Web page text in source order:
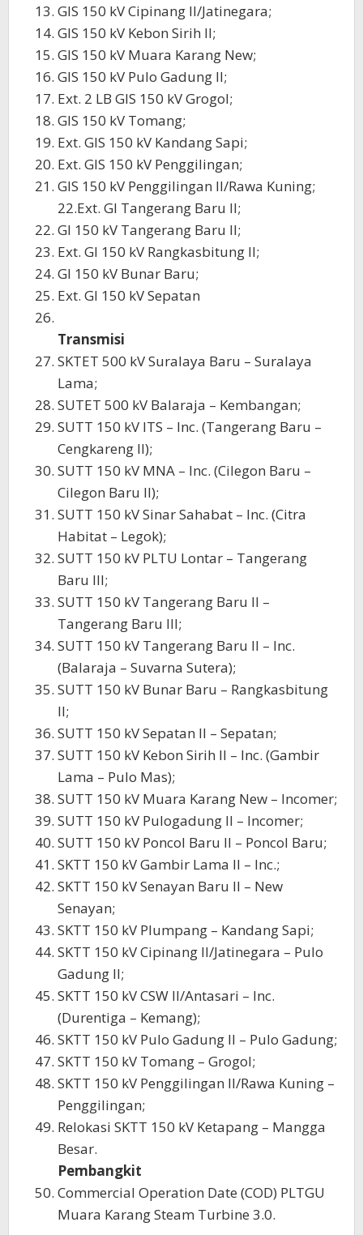
GIS 150 kV Cipinang II/Jatinegara;
GIS 150 kV Kebon Sirih II;
GIS 150 kV Muara Karang New;
GIS 150 kV Pulo Gadung II;
Ext. 2 LB GIS 150 kV Grogol;
GIS 150 kV Tomang;
Ext. GIS 150 kV Kandang Sapi;
Ext. GIS 150 kV Penggilingan;
GIS 150 kV Penggilingan II/Rawa Kuning;
22.Ext. GI Tangerang Baru II;
GI 150 kV Tangerang Baru II;
Ext. GI 150 kV Rangkasbitung II;
GI 150 kV Bunar Baru;
Ext. GI 150 kV Sepatan
Transmisi
SKTET 500 kV Suralaya Baru – Suralaya
Lama;
SUTET 500 kV Balaraja – Kembangan;
SUTT 150 kV ITS – Inc. (Tangerang Baru –
Cengkareng II);
SUTT 150 kV MNA – Inc. (Cilegon Baru –
Cilegon Baru II);
SUTT 150 kV Sinar Sahabat – Inc. (Citra
Habitat – Legok);
SUTT 150 kV PLTU Lontar – Tangerang
Baru III;
SUTT 150 kV Tangerang Baru II –
Tangerang Baru III;
SUTT 150 kV Tangerang Baru II – Inc.
(Balaraja – Suvarna Sutera);
SUTT 150 kV Bunar Baru – Rangkasbitung
II;
SUTT 150 kV Sepatan II – Sepatan;
SUTT 150 kV Kebon Sirih II – Inc. (Gambir
Lama – Pulo Mas);
SUTT 150 kV Muara Karang New – Incomer;
SUTT 150 kV Pulogadung II – Incomer;
SUTT 150 kV Poncol Baru II – Poncol Baru;
SKTT 150 kV Gambir Lama II – Inc.;
SKTT 150 kV Senayan Baru II – New
Senayan;
SKTT 150 kV Plumpang – Kandang Sapi;
SKTT 150 kV Cipinang II/Jatinegara – Pulo
Gadung II;
SKTT 150 kV CSW II/Antasari – Inc.
(Durentiga – Kemang);
SKTT 150 kV Pulo Gadung II – Pulo Gadung;
SKTT 150 kV Tomang – Grogol;
SKTT 150 kV Penggilingan II/Rawa Kuning –
Penggilingan;
Relokasi SKTT 150 kV Ketapang – Mangga
Besar.
Pembangkit
Commercial Operation Date (COD) PLTGU
Muara Karang Steam Turbine 3.0.